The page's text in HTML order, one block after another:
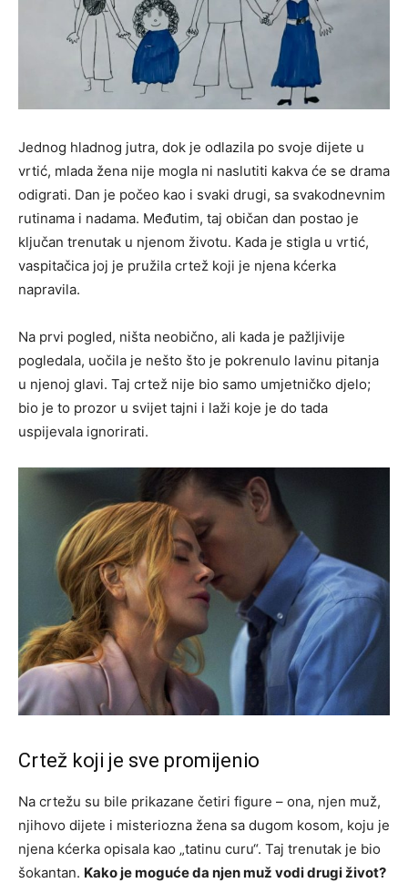
Jednog hladnog jutra, dok je odlazila po svoje dijete u
vrtić, mlada žena nije mogla ni naslutiti kakva će se drama
odigrati. Dan je počeo kao i svaki drugi, sa svakodnevnim
rutinama i nadama. Međutim, taj običan dan postao je
ključan trenutak u njenom životu. Kada je stigla u vrtić,
vaspitačica joj je pružila crtež koji je njena kćerka
napravila.
Na prvi pogled, ništa neobično, ali kada je pažljivije
pogledala, uočila je nešto što je pokrenulo lavinu pitanja
u njenoj glavi. Taj crtež nije bio samo umjetničko djelo;
bio je to prozor u svijet tajni i laži koje je do tada
uspijevala ignorirati.
Crtež koji je sve promijenio
Na crtežu su bile prikazane četiri figure – ona, njen muž,
njihovo dijete i misteriozna žena sa dugom kosom, koju je
njena kćerka opisala kao „tatinu curu“. Taj trenutak je bio
šokantan. Kako je moguće da njen muž vodi drugi život?